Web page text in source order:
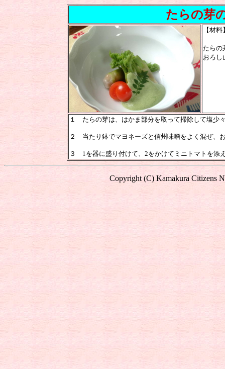
たらの芽
【材
たらの
おろし
１ たらの芽は、はかま部分を取って掃除して塩少
２ 当たり鉢でマヨネーズと信州味噌をよく混ぜ、
３ 1を器に盛り付けて、2をかけてミニトマトを添
Copyright (C) Kamakura Citizens